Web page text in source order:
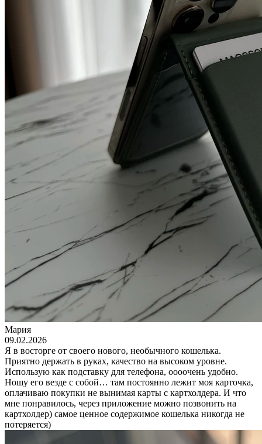
Мария
09.02.2026
Я в восторге от своего нового, необычного кошелька.
Приятно держать в руках, качество на высоком уровне.
Использую как подставку для телефона, оооочень удобно.
Ношу его везде с собой… там постоянно лежит моя карточка,
оплачиваю покупки не вынимая карты с картхолдера. И что
мне понравилось, через приложение можно позвонить на
картхолдер) самое ценное содержимое кошелька никогда не
потеряется)